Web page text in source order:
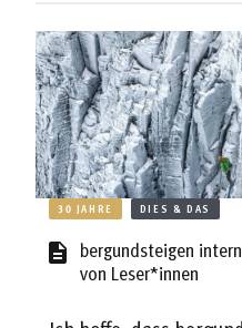
30 JAHRE DIES & DAS
bergundsteigen
von Leser*innen